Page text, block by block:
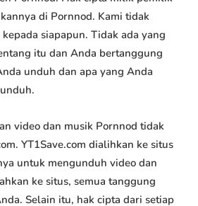
di Pornnod. Kami tidak
siapapun. Tidak ada yang
itu dan Anda bertanggung
unduh dan apa yang Anda
video dan musik Pornnod tidak
YT1Save.com dialihkan ke situs
untuk mengunduh video dan
ke situs, semua tanggung
Selain itu, hak cipta dari setiap